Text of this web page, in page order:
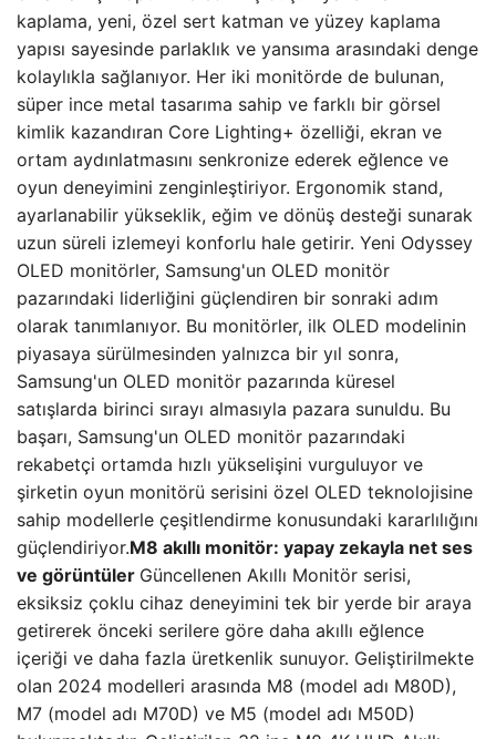
kaplama, yeni, özel sert katman ve yüzey kaplama
yapısı sayesinde parlaklık ve yansıma arasındaki denge
kolaylıkla sağlanıyor. Her iki monitörde de bulunan,
süper ince metal tasarıma sahip ve farklı bir görsel
kimlik kazandıran Core Lighting+ özelliği, ekran ve
ortam aydınlatmasını senkronize ederek eğlence ve
oyun deneyimini zenginleştiriyor. Ergonomik stand,
ayarlanabilir yükseklik, eğim ve dönüş desteği sunarak
uzun süreli izlemeyi konforlu hale getirir. Yeni Odyssey
OLED monitörler, Samsung'un OLED monitör
pazarındaki liderliğini güçlendiren bir sonraki adım
olarak tanımlanıyor. Bu monitörler, ilk OLED modelinin
piyasaya sürülmesinden yalnızca bir yıl sonra,
Samsung'un OLED monitör pazarında küresel
satışlarda birinci sırayı almasıyla pazara sunuldu. Bu
başarı, Samsung'un OLED monitör pazarındaki
rekabetçi ortamda hızlı yükselişini vurguluyor ve
şirketin oyun monitörü serisini özel OLED teknolojisine
sahip modellerle çeşitlendirme konusundaki kararlılığını
güçlendiriyor.M8 akıllı monitör: yapay zekayla net ses
ve görüntüler Güncellenen Akıllı Monitör serisi,
eksiksiz çoklu cihaz deneyimini tek bir yerde bir araya
getirerek önceki serilere göre daha akıllı eğlence
içeriği ve daha fazla üretkenlik sunuyor. Geliştirilmekte
olan 2024 modelleri arasında M8 (model adı M80D),
M7 (model adı M70D) ve M5 (model adı M50D)